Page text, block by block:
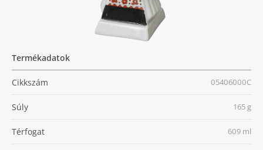
Termékadatok
Cikkszám 05406000C
Súly 165 g
Térfogat 609 ml